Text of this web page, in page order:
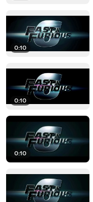
0:10
0:10
0:10